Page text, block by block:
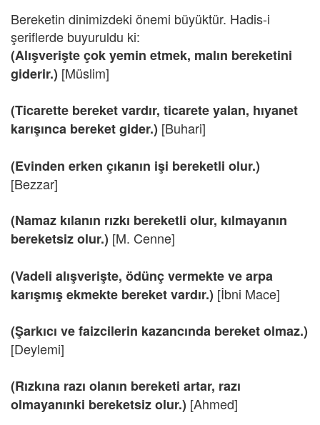
Bereketin dinimizdeki önemi büyüktür. Hadis-i
şeriflerde buyuruldu ki:
(Alışverişte çok yemin etmek, malın bereketini
giderir.) [Müslim]
(Ticarette bereket vardır, ticarete yalan, hıyanet
karışınca bereket gider.) [Buhari]
(Evinden erken çıkanın işi bereketli olur.)
[Bezzar]
(Namaz kılanın rızkı bereketli olur, kılmayanın
bereketsiz olur.) [M. Cenne]
(Vadeli alışverişte, ödünç vermekte ve arpa
karışmış ekmekte bereket vardır.) [İbni Mace]
(Şarkıcı ve faizcilerin kazancında bereket olmaz.)
[Deylemi]
(Rızkına razı olanın bereketi artar, razı
olmayanınki bereketsiz olur.) [Ahmed]